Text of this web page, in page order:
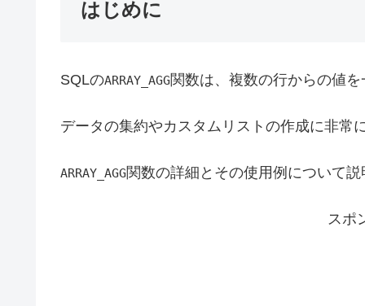
はじめに
SQLのARRAY_AGG関数は、複数の行からの値
データの集約やカスタムリストの作成に非常
ARRAY_AGG関数の詳細とその使用例について
スポ